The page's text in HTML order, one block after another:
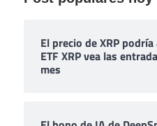
El precio de XRP
ETF XRP vea las
mes